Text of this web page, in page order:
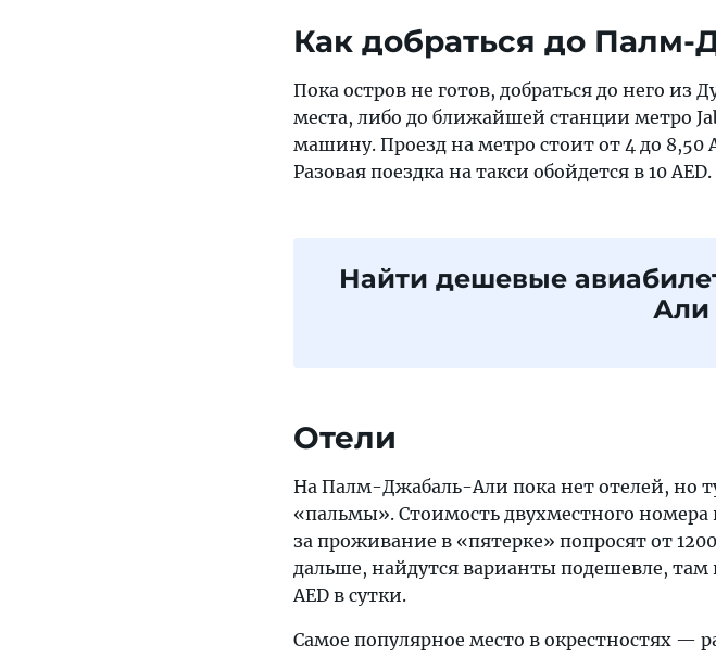
Как добраться до
Пока остров не готов, добраться до него из
места, либо до ближайшей станции метро
машину. Проезд на метро стоит от 4 до 8,50
Разовая поездка на такси обойдется в 10 AED.
Найти дешевые
Али
Отели
На Палм-Джабаль-Али пока нет отелей, но
«пальмы». Стоимость двухместного номера
за проживание в «пятерке» попросят от
дальше, найдутся варианты подешевле, там
AED в сутки.
Самое популярное место в окрестностях —